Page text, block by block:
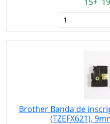
Brother Banda de
(TZEFX621),